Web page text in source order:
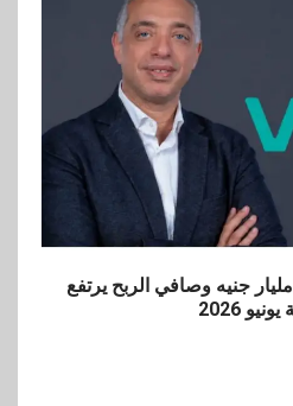
ڤاليو تحقق إيرادات 3.2 مليار جنيه وصافي الربح يرتفع